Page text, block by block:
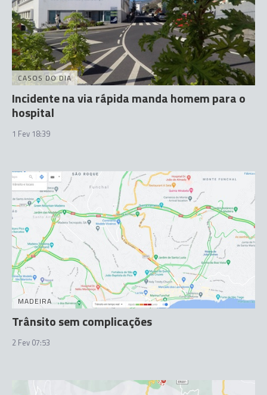
CASOS DO DIA
Incidente na via rápida manda homem para o
hospital
1 Fev 18:39
MADEIRA
Trânsito sem complicações
2 Fev 07:53